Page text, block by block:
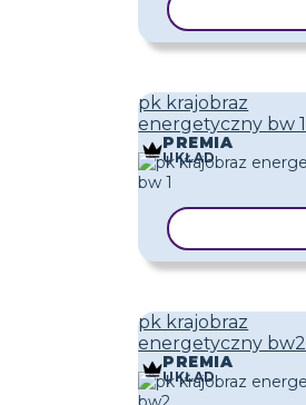
pk krajobraz
energetyczny bw 1
PREMIA
UKŁAD
pk krajobraz
energetyczny bw2
PREMIA
UKŁAD